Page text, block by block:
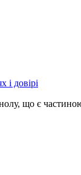
довірі
що є